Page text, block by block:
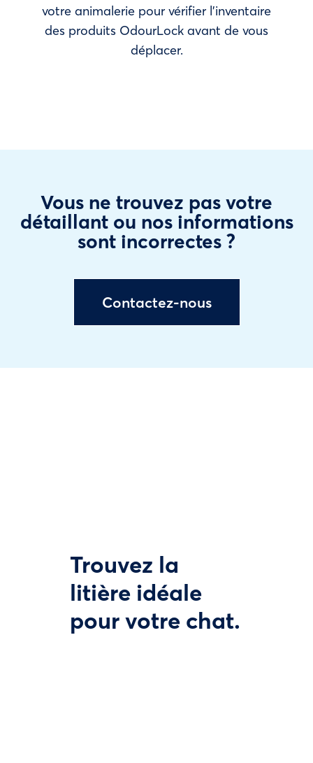
votre animalerie pour vérifier l’inventaire
des produits OdourLock avant de vous
déplacer.
Vous ne trouvez pas votre
détaillant ou nos informations
sont incorrectes ?
Contactez-nous
Trouvez la
litière idéale
pour votre chat.